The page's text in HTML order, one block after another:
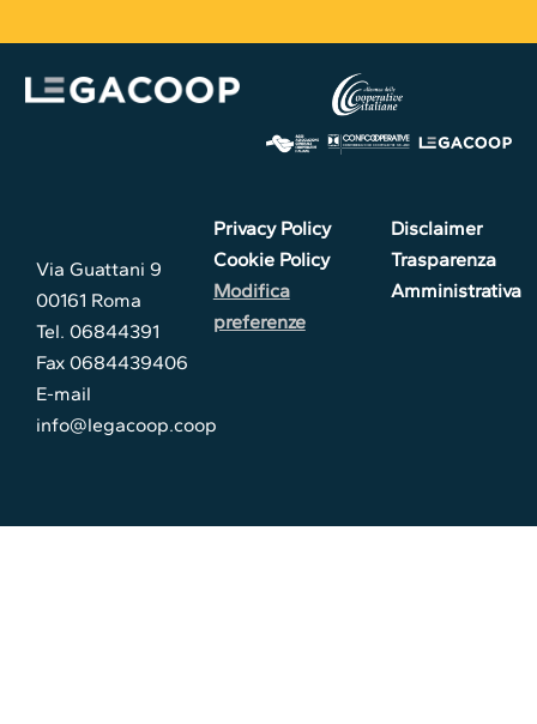
Via Guattani 9
00161 Roma
Tel. 06844391
Fax 0684439406
E-mail
info@legacoop.coop
Privacy Policy
Cookie Policy
Modifica
preferenze
Disclaimer
Trasparenza
Amministrativa